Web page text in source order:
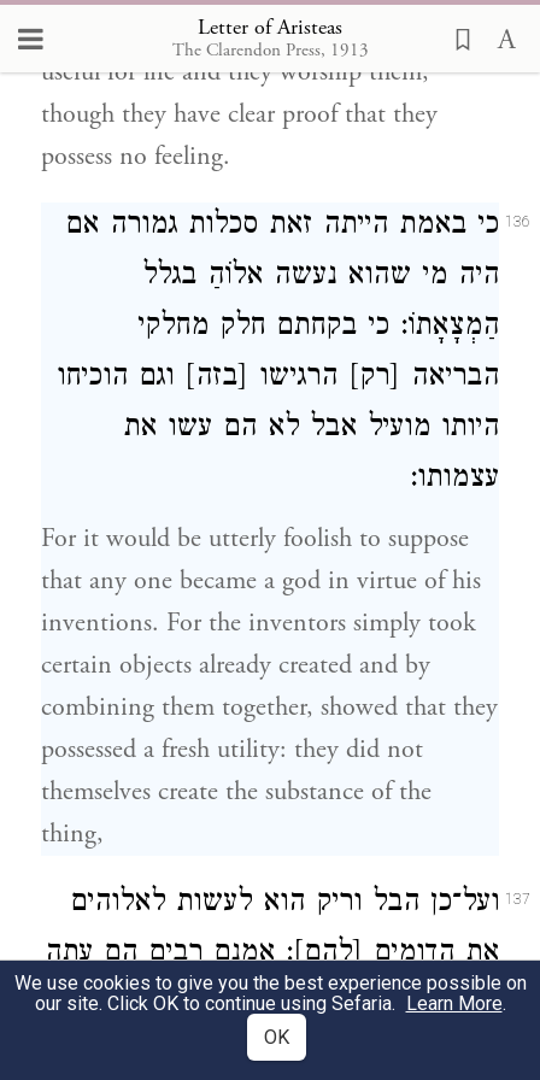
Letter of Aristeas
The Clarendon Press, 1913
of those who have invented something
useful for life and they worship them,
though they have clear proof that they
possess no feeling.
136 כי באמת הייתה זאת סכלות גמורה אם
היה מי שהוא נעשה אלוֹהַ בגלל
הַמְצָאָתוֹ: כי בקחתם חלק מחלקי
הבריאה [רק] הרגישו [בזה] וגם הוכיחו
היותו מועיל אבל לא הם עשו את
עצמותו:
For it would be utterly foolish to suppose
that any one became a god in virtue of his
inventions. For the inventors simply took
certain objects already created and by
combining them together, showed that they
possessed a fresh utility: they did not
themselves create the substance of the
thing,
137 ועל־כן הבל וריק הוא לעשות לאלוהים
את הדומים [להם]: אמנם רבים הם עתה
האנשים העולים בכוח המצאתם
ובידיעותיהם על אשר היו לפני מזה
We use cookies to give you the best experience possible on
our site. Click OK to continue using Sefaria. Learn More.
OK